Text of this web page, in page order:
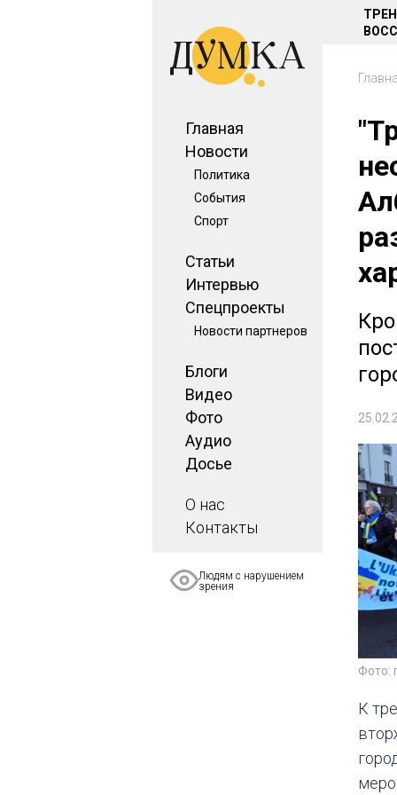
Главная
Новости
Политика
События
Спорт
Статьи
Интервью
Спецпроекты
Новости партнеров
Блоги
Видео
Фото
Аудио
Досье
О нас
Контакты
Людям с нарушением
зрения
Фото:
К